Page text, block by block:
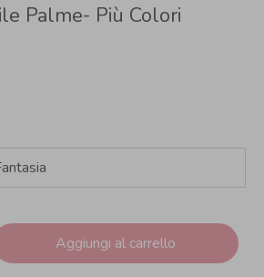
Palme- Più Colori
Aggiungi al carrello